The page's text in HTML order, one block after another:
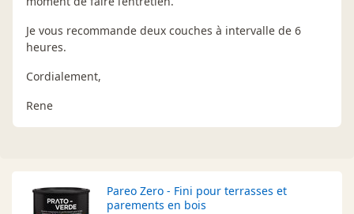
Je vous recommande deux couches à intervalle de 6
heures.
Cordialement,
Rene
Pareo Zero - Fini pour terrasses et
parements en bois